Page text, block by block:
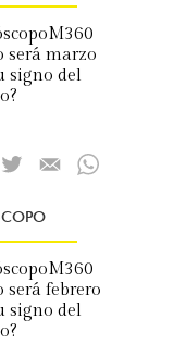
será marzo
signo del
será febrero
signo del